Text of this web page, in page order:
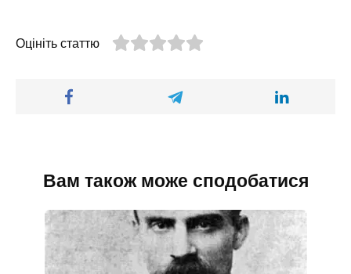
Оцініть статтю
Вам також може сподобатися